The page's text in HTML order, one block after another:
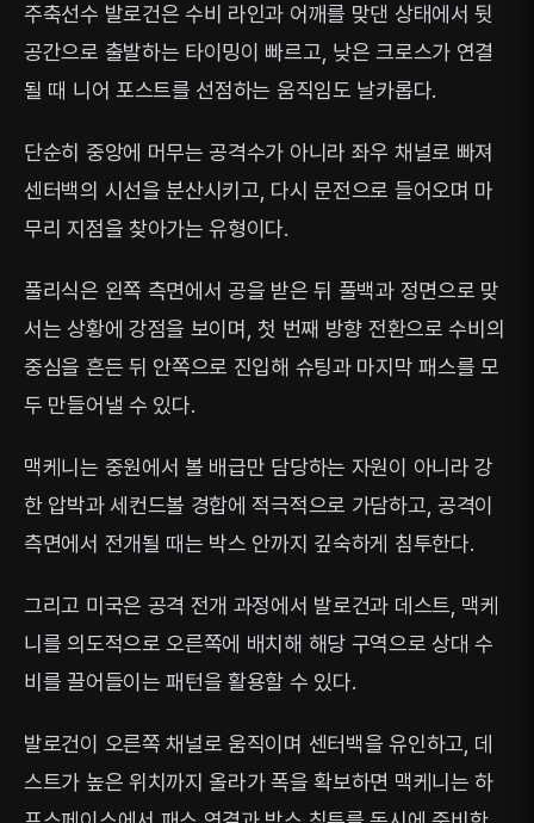
주축선수 발로건은 수비 라인과 어깨를 맞댄 상태에서 뒷
공간으로 출발하는 타이밍이 빠르고, 낮은 크로스가 연결
될 때 니어 포스트를 선점하는 움직임도 날카롭다.
단순히 중앙에 머무는 공격수가 아니라 좌우 채널로 빠져
센터백의 시선을 분산시키고, 다시 문전으로 들어오며 마
무리 지점을 찾아가는 유형이다.
풀리식은 왼쪽 측면에서 공을 받은 뒤 풀백과 정면으로 맞
서는 상황에 강점을 보이며, 첫 번째 방향 전환으로 수비의
중심을 흔든 뒤 안쪽으로 진입해 슈팅과 마지막 패스를 모
두 만들어낼 수 있다.
맥케니는 중원에서 볼 배급만 담당하는 자원이 아니라 강
한 압박과 세컨드볼 경합에 적극적으로 가담하고, 공격이
측면에서 전개될 때는 박스 안까지 깊숙하게 침투한다.
그리고 미국은 공격 전개 과정에서 발로건과 데스트, 맥케
니를 의도적으로 오른쪽에 배치해 해당 구역으로 상대 수
비를 끌어들이는 패턴을 활용할 수 있다.
발로건이 오른쪽 채널로 움직이며 센터백을 유인하고, 데
스트가 높은 위치까지 올라가 폭을 확보하면 맥케니는 하